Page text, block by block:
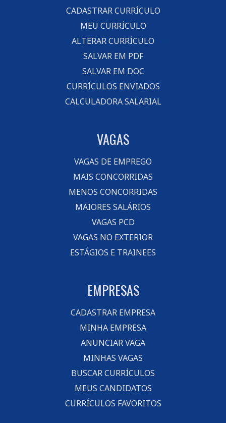
CADASTRAR CURRÍCULO
MEU CURRÍCULO
ALTERAR CURRÍCULO
SALVAR EM PDF
SALVAR EM DOC
CURRÍCULOS ENVIADOS
CALCULADORA SALARIAL
VAGAS
VAGAS DE EMPREGO
MAIS CONCORRIDAS
MENOS CONCORRIDAS
MAIORES SALÁRIOS
VAGAS PCD
VAGAS NO EXTERIOR
ESTÁGIOS E TRAINEES
EMPRESAS
CADASTRAR EMPRESA
MINHA EMPRESA
ANUNCIAR VAGA
MINHAS VAGAS
BUSCAR CURRÍCULOS
MEUS CANDIDATOS
CURRÍCULOS FAVORITOS